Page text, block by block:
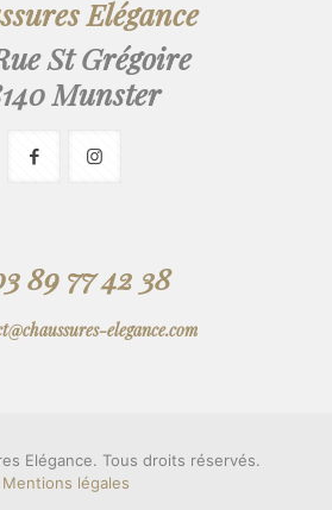
Elégance
St Grégoire
Munster
89 77 42 38
elegance.com
Elégance. Tous droits réservés.
Mentions légales